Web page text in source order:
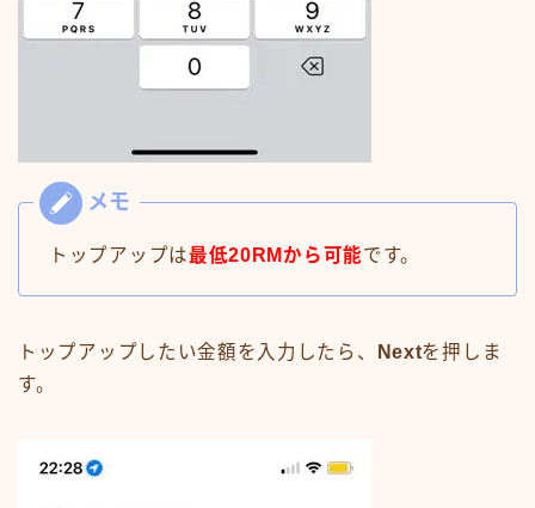
トップアップは最低20RM から可能です。
トップアップしたい金額を入力したら、 Nextを押しま
す。